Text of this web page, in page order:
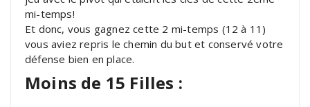
mi-temps!
Et donc, vous gagnez cette 2 mi-temps (12 à 11)
vous aviez repris le chemin du but et conservé votre
défense bien en place.
Moins de 15 Filles :